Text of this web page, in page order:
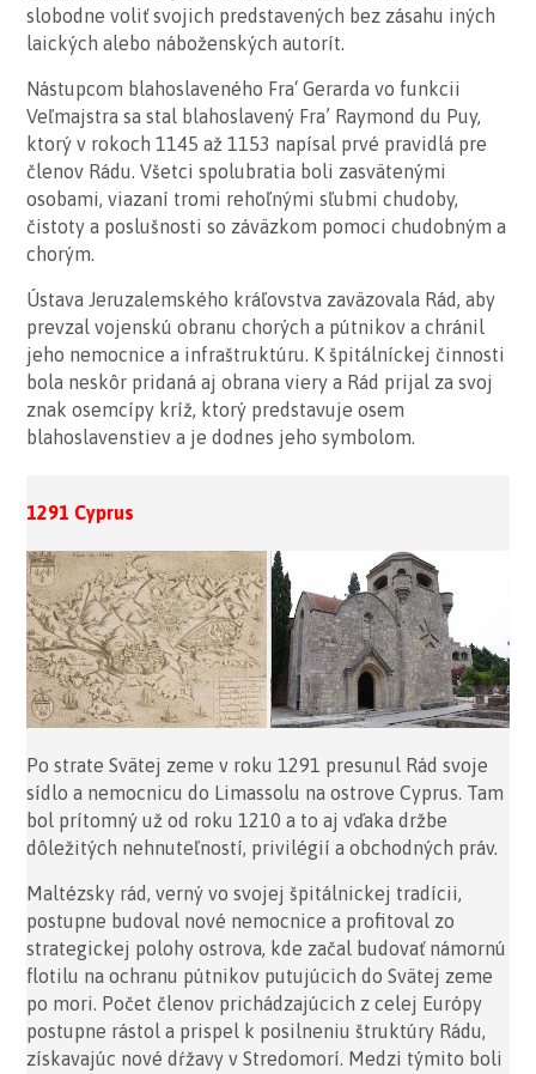
slobodne voliť svojich predstavených bez zásahu iných
laických alebo náboženských autorít.
Nástupcom blahoslaveného Fra‘ Gerarda vo funkcii
Veľmajstra sa stal blahoslavený Fra’ Raymond du Puy,
ktorý v rokoch 1145 až 1153 napísal prvé pravidlá pre
členov Rádu. Všetci spolubratia boli zasvätenými
osobami, viazaní tromi rehoľnými sľubmi chudoby,
čistoty a poslušnosti so záväzkom pomoci chudobným a
chorým.
Ústava Jeruzalemského kráľovstva zaväzovala Rád, aby
prevzal vojenskú obranu chorých a pútnikov a chránil
jeho nemocnice a infraštruktúru. K špitálníckej činnosti
bola neskôr pridaná aj obrana viery a Rád prijal za svoj
znak osemcípy kríž, ktorý predstavuje osem
blahoslavenstiev a je dodnes jeho symbolom.
1291 Cyprus
Po strate Svätej zeme v roku 1291 presunul Rád svoje
sídlo a nemocnicu do Limassolu na ostrove Cyprus. Tam
bol prítomný už od roku 1210 a to aj vďaka držbe
dôležitých nehnuteľností, privilégií a obchodných práv.
Maltézsky rád, verný vo svojej špitálnickej tradícii,
postupne budoval nové nemocnice a profitoval zo
strategickej polohy ostrova, kde začal budovať námornú
flotilu na ochranu pútnikov putujúcich do Svätej zeme
po mori. Počet členov prichádzajúcich z celej Európy
postupne rástol a prispel k posilneniu štruktúry Rádu,
získavajúc nové dŕžavy v Stredomorí. Medzi týmito boli